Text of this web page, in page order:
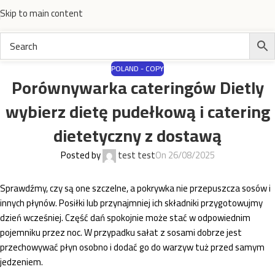
Skip to main content
POLAND - COPY
Porównywarka cateringów Dietly
wybierz dietę pudełkową i catering
dietetyczny z dostawą
Posted by test testOn 26/08/2025
Sprawdźmy, czy są one szczelne, a pokrywka nie przepuszcza sosów i
innych płynów. Posiłki lub przynajmniej ich składniki przygotowujmy
dzień wcześniej. Część dań spokojnie może stać w odpowiednim
pojemniku przez noc. W przypadku sałat z sosami dobrze jest
przechowywać płyn osobno i dodać go do warzyw tuż przed samym
jedzeniem.